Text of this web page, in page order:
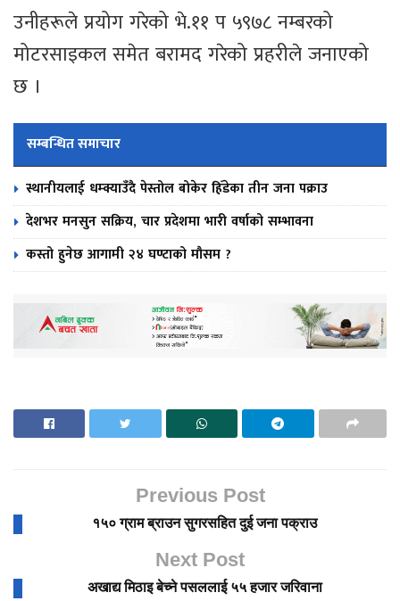
उनीहरूले प्रयोग गरेको भे.११ प ५९७८ नम्बरको
मोटरसाइकल समेत बरामद गरेको प्रहरीले जनाएको
छ ।
सम्बन्धित समाचार
स्थानीयलाई धम्क्याउँदै पेस्तोल बोकेर हिँडेका तीन जना पक्राउ
देशभर मनसुन सक्रिय, चार प्रदेशमा भारी वर्षाको सम्भावना
कस्तो हुनेछ आगामी २४ घण्टाको मौसम ?
Previous Post
१५० ग्राम ब्राउन सुगरसहित दुई जना पक्राउ
Next Post
अखाद्य मिठाइ बेच्ने पसललाई ५५ हजार जरिवाना